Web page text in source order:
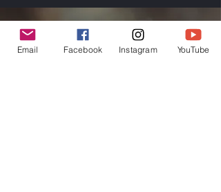
其他玩具
Email Facebook Instagram YouTube